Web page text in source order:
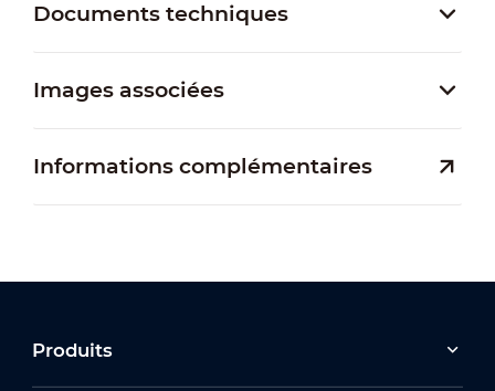
Documents techniques
Images associées
Informations complémentaires
Produits